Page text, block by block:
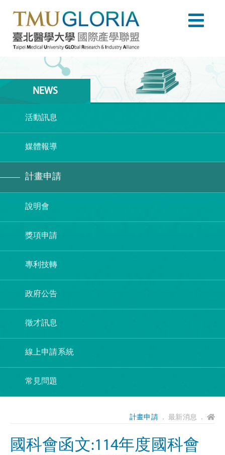
NEWS
活動訊息
媒體報導
計畫申請
說明會
獎項申請
專利技轉
政府公告
徵才訊息
線上申請系統
常見問題
計畫申請． 最新消息 ．
國科會函文:114年度國科會